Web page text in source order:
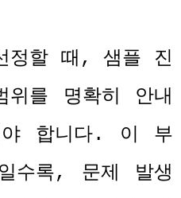
정할 때 ,샘플 진
를 명확히 안내
합니다. 이 부
수록, 문제 발생